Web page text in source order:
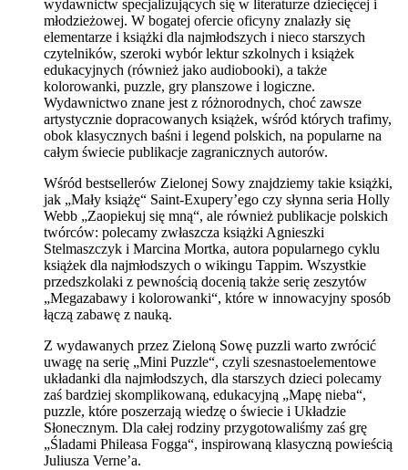
wydawnictw specjalizujących się w literaturze dziecięcej i
młodzieżowej. W bogatej ofercie oficyny znalazły się
elementarze i książki dla najmłodszych i nieco starszych
czytelników, szeroki wybór lektur szkolnych i książek
edukacyjnych (również jako audiobooki), a także
kolorowanki, puzzle, gry planszowe i logiczne.
Wydawnictwo znane jest z różnorodnych, choć zawsze
artystycznie dopracowanych książek, wśród których trafimy,
obok klasycznych baśni i legend polskich, na popularne na
całym świecie publikacje zagranicznych autorów.
Wśród bestsellerów Zielonej Sowy znajdziemy takie książki,
jak „Mały książę“ Saint-Exupery’ego czy słynna seria Holly
Webb „Zaopiekuj się mną“, ale również publikacje polskich
twórców: polecamy zwłaszcza książki Agnieszki
Stelmaszczyk i Marcina Mortka, autora popularnego cyklu
książek dla najmłodszych o wikingu Tappim. Wszystkie
przedszkolaki z pewnością docenią także serię zeszytów
„Megazabawy i kolorowanki“, które w innowacyjny sposób
łączą zabawę z nauką.
Z wydawanych przez Zieloną Sowę puzzli warto zwrócić
uwagę na serię „Mini Puzzle“, czyli szesnastoelementowe
układanki dla najmłodszych, dla starszych dzieci polecamy
zaś bardziej skomplikowaną, edukacyjną „Mapę nieba“,
puzzle, które poszerzają wiedzę o świecie i Układzie
Słonecznym. Dla całej rodziny przygotowaliśmy zaś grę
„Śladami Phileasa Fogga“, inspirowaną klasyczną powieścią
Juliusza Verne’a.